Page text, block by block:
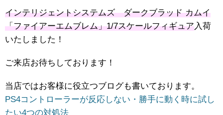
インテリジェントシステムズ ダークブラッド カムイ
「ファイアーエムブレム」1/7スケールフィギュア入荷
いたしました！
ご来店お待ちしております！
当店ではお客様に役立つブログも書いております。
PS4コントローラーが反応しない・勝手に動く時に試し
たい4つの対処法